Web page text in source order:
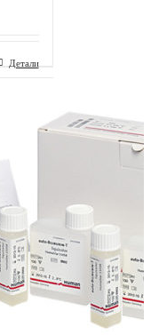
Детали